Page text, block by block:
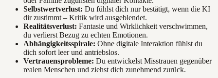
Selbstwertverlust: Du fühlst dich nur bestätigt, wenn die KI
dir zustimmt – Kritik wird ausgeblendet.
Realitätsverlust: Fantasie und Wirklichkeit verschwimmen,
du verlierst Bezug zu echten Emotionen.
Abhängigkeitsspirale: Ohne digitale Interaktion fühlst du
dich sofort leer und antriebslos.
Vertrauensprobleme: Du entwickelst Misstrauen gegenüber
realen Menschen und ziehst dich zunehmend zurück.